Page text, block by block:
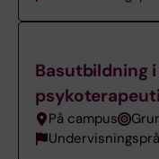
Basutbildning
På campus